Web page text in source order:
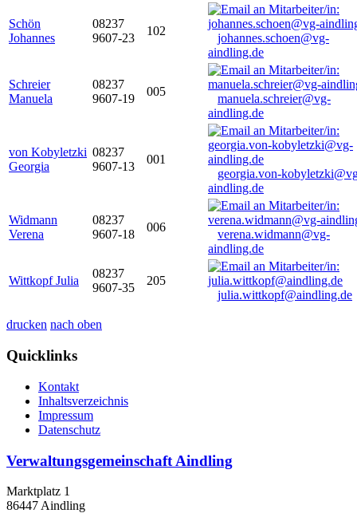
Schön
Johannes
08237
9607-23
102
johannes.schoen@vg-
aindling.de
Schreier
Manuela
08237
9607-19
005
manuela.schreier@vg-
aindling.de
von Kobyletzki
Georgia
08237
9607-13
001
georgia.von-
aindling.de
Widmann
Verena
08237
9607-18
006
verena.widmann@vg-
aindling.de
Wittkopf Julia
08237
9607-35
205
julia.wittkopf@aindling.de
drucken nach oben
Quicklinks
Kontakt
Inhaltsverzeichnis
Impressum
Datenschutz
Verwaltungsgemeinschaft Aindling
Marktplatz 1
86447 Aindling